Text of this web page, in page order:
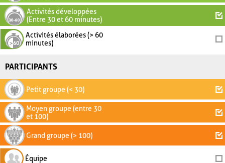
Activités développées
(Entre 30 et 60 minutes)
Activités élaborées (> 60
minutes)
PARTICIPANTS
Petit groupe (< 30)
Moyen groupe (entre 30
et 100)
Grand groupe (> 100)
Équipe